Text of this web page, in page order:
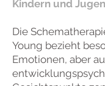
Kindern und
Die
Young bezieht
Emotionen, aber